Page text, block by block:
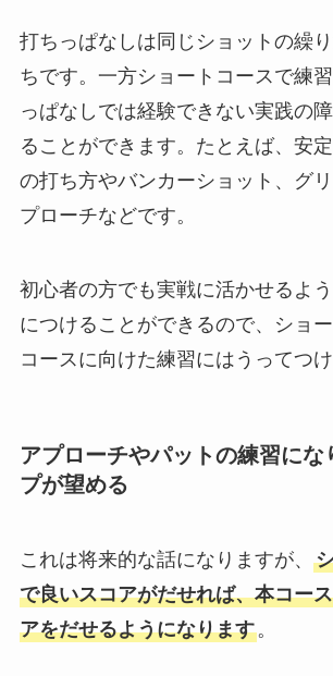
打ちっぱなしは同じショットの繰
ちです。一方ショートコースで練
っぱなしでは経験できない実践の
ることができます。たとえば、安
の打ち方やバンカーショット、グ
プローチなどです。
初心者の方でも実戦に活かせるよ
につけることができるので、ショ
コースに向けた練習にはうってつけ
アプローチやパットの練習にな
プが望める
これは将来的な話になりますが、
で良いスコアがだせれば、本コー
アをだせるようになります。